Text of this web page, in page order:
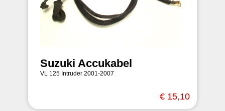
Suzuki Accukabel
VL 125 Intruder 2001-2007
€ 15,10